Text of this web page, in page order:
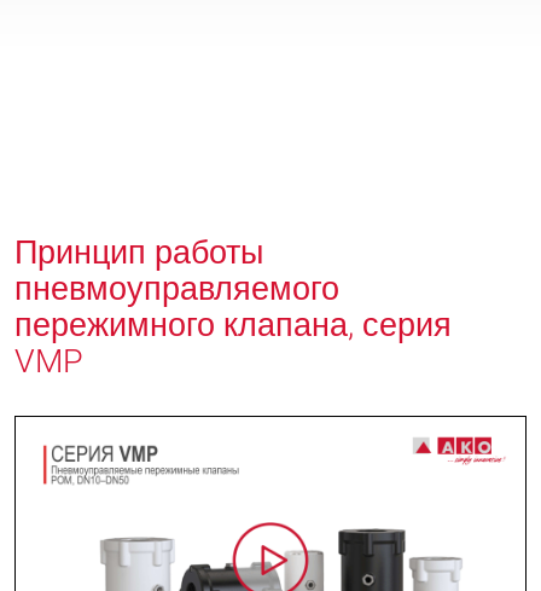
Принцип работы
пневмоуправляемого
пережимного клапана, серия
VMP